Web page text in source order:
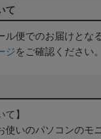
て
ル便でのお届けとな
ジをご確認ください。
て】
使いのパソコンのモ